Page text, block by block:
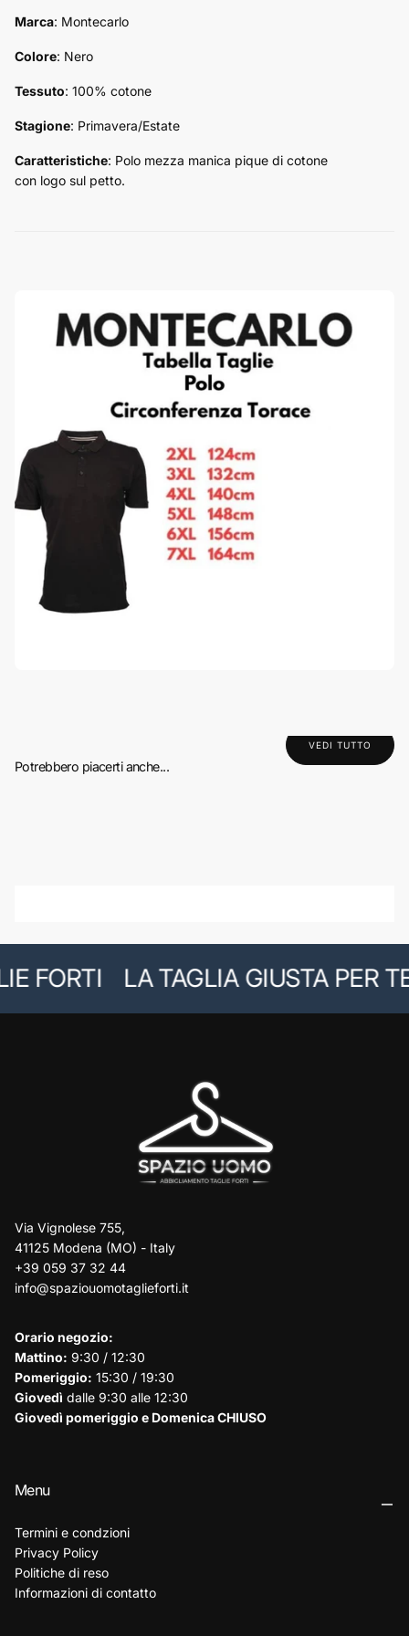
Marca: Montecarlo
Colore: Nero
Tessuto: 100% cotone
Stagione: Primavera/Estate
Caratteristiche: Polo mezza manica pique di cotone
con logo sul petto.
Potrebbero piacerti anche...
VEDI TUTTO
FORTI LA TAGLIA GIUSTA PER TE
Via Vignolese 755,
41125 Modena (MO) - Italy
+39 059 37 32 44
info@spaziouomotaglieforti.it
Orario negozio:
Mattino: 9:30 / 12:30
Pomeriggio: 15:30 / 19:30
Giovedì dalle 9:30 alle 12:30
Giovedì pomeriggio e Domenica CHIUSO
Menu
Termini e condzioni
Privacy Policy
Politiche di reso
Informazioni di contatto